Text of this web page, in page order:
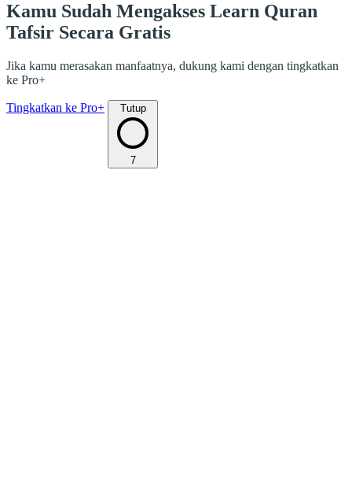
Kamu Sudah Mengakses Learn Quran
Tafsir Secara Gratis
Jika kamu merasakan manfaatnya, dukung kami dengan tingkatkan
ke Pro+
Tingkatkan ke Pro+ Tutup
7